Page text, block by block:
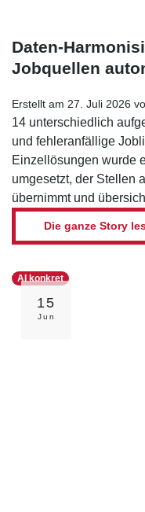
Daten-
Jobquellen
Erstellt am 27. Juli 2026
14 unterschiedlich
und fehleranfällige
Einzellösungen wurde
umgesetzt, der Stellen
übernimmt und
Die ganze Story
15
Jun
AI konkret